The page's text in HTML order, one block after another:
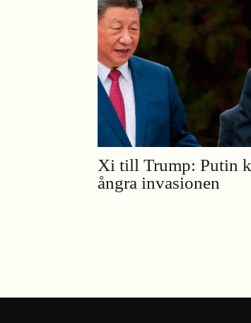
Xi till Trump: Putin
ångra invasionen